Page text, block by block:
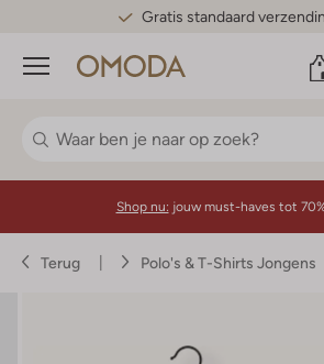
Gratis standaard
Menu
Shop nu: jouw must-haves tot
Terug Polo's & T-Shirts Jongens